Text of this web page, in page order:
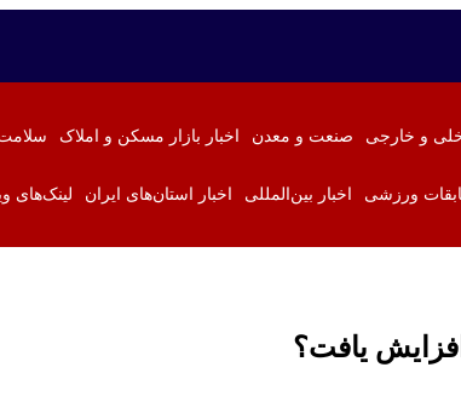
و خارجی صنعت و معدن اخبار بازار مسکن و املاک
ورزشی اخبار بین‌المللی اخبار استان‌های ایران لینک‌های
یافت؟